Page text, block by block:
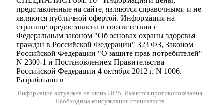
представленные на сайте, являются справочными и не
являются публичной офертой. Информация на
странице предоставлена в соответствии с
Федеральным законом "Об основах охраны здоровья
граждан в Российской Федерации" 323 ФЗ, Законом
Российской Федерации "О защите прав потребителей"
N 2300-1 и Постановлением Правительства
Российской Федерации 4 октября 2012 г. N 1006.
Разработано в
Информация актуальна на июнь 2025. Имеются противопоказания.
Необходима консультация специалиста.